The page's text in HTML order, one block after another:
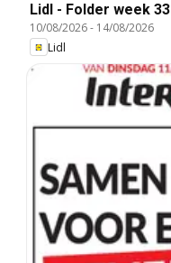
Lidl - Folder week 33
10/08/2026- 14/08/2026
Lidl